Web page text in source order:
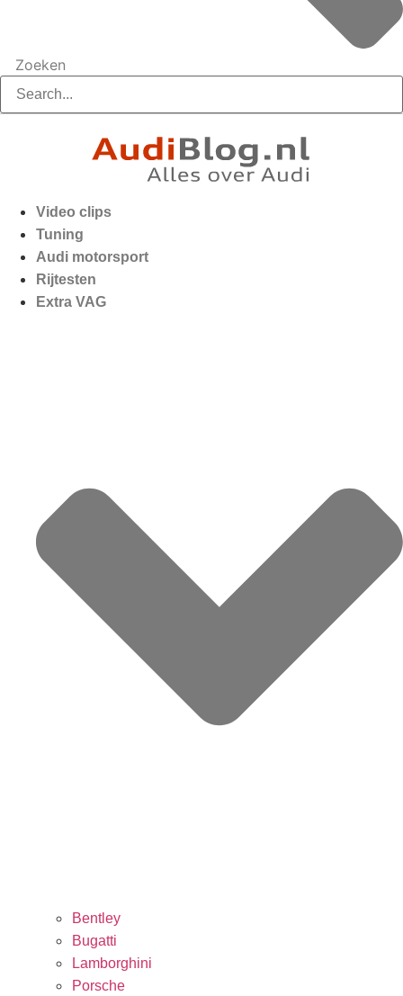
Zoeken
Video clips
Tuning
Audi motorsport
Rijtesten
Extra VAG
Bentley
Bugatti
Lamborghini
Porsche